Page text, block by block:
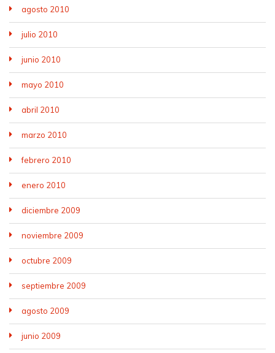
agosto 2010
julio 2010
junio 2010
mayo 2010
abril 2010
marzo 2010
febrero 2010
enero 2010
diciembre 2009
noviembre 2009
octubre 2009
septiembre 2009
agosto 2009
junio 2009